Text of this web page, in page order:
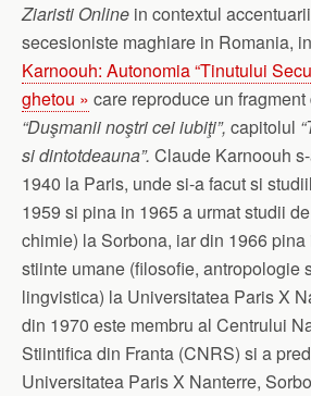
Ziaristi Online in contextul
secesioniste maghiare in Romania,
Karnoouh: Autonomia “Tinutului
ghetou » care reproduce un
“Duşmanii noştri cei iubiţi”, capitolul
si dintotdeauna”. Claude Karnoouh
1940 la Paris, unde si-a facut si
1959 si pina in 1965 a urmat studii
chimie) la Sorbona, iar din 1966
stiinte umane (filosofie, antropologie
lingvistica) la Universitatea Paris X
din 1970 este membru al Centrului
Stiintifica din Franta (CNRS) si a
Universitatea Paris X Nanterre,